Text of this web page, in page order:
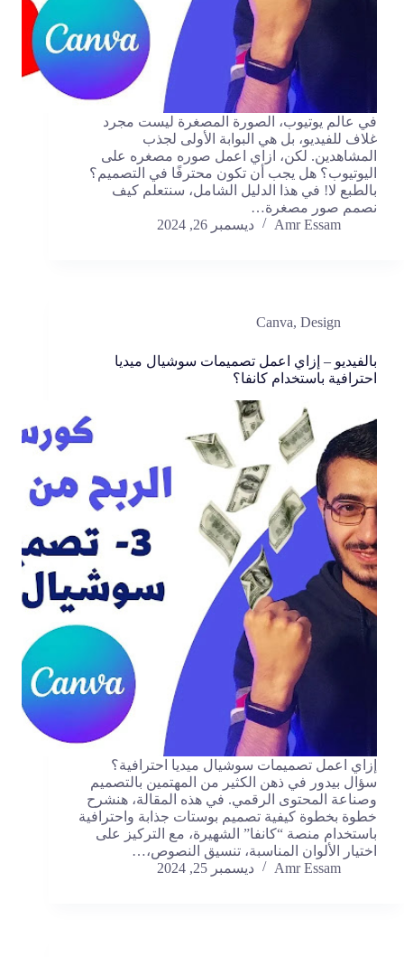
في عالم يوتيوب، الصورة المصغرة ليست مجرد
غلاف للفيديو، بل هي البوابة الأولى لجذب
المشاهدين. لكن، ازاي اعمل صوره مصغره على
اليوتيوب؟ هل يجب أن تكون محترفًا في التصميم؟
بالطبع لا! في هذا الدليل الشامل، سنتعلم كيف
نصمم صور مصغرة…
Amr Essam
ديسمبر 26, 2024
Canva, Design
بالفيديو – إزاي اعمل تصميمات سوشيال ميديا
احترافية باستخدام كانفا؟
إزاي اعمل تصميمات سوشيال ميديا احترافية؟
سؤال بيدور في ذهن الكثير من المهتمين بالتصميم
وصناعة المحتوى الرقمي. في هذه المقالة، هنشرح
خطوة بخطوة كيفية تصميم بوستات جذابة واحترافية
باستخدام منصة “كانفا” الشهيرة، مع التركيز على
اختيار الألوان المناسبة، تنسيق النصوص،…
Amr Essam
ديسمبر 25, 2024